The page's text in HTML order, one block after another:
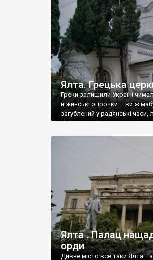
Херсонесу Таврійського
Ялта. Грецька
Греки залишили Україні
ніжинські огірочки – ви ж
загублений у радянські
Ніжин греки?
Ялта . Палац
орди
Дивне місто все таки Ялта.